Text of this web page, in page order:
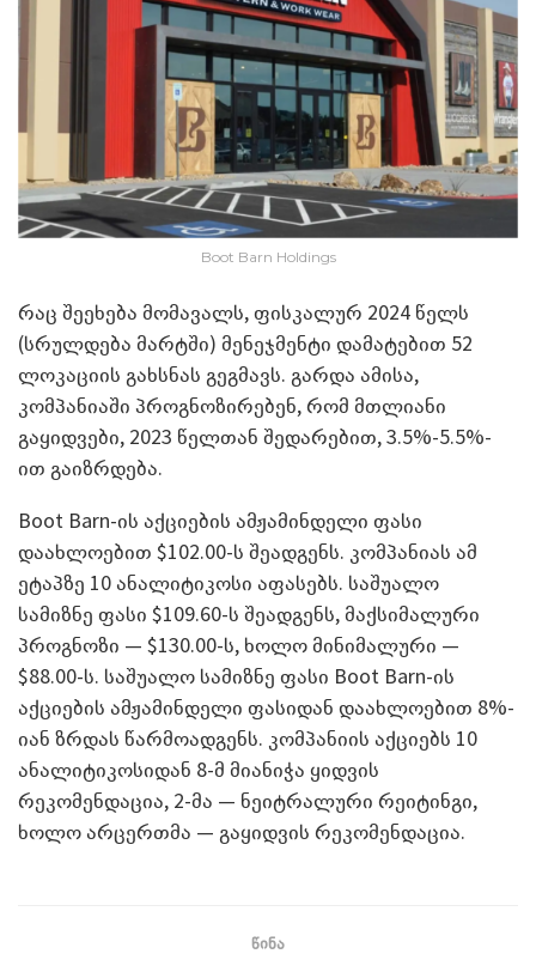
Boot Barn Holdings
რაც შეეხება მომავალს, ფისკალურ 2024 წელს
(სრულდება მარტში) მენეჯმენტი დამატებით 52
ლოკაციის გახსნას გეგმავს. გარდა ამისა,
კომპანიაში პროგნოზირებენ, რომ მთლიანი
გაყიდვები, 2023 წელთან შედარებით, 3.5%-5.5%-
ით გაიზრდება.
Boot Barn-ის აქციების ამჟამინდელი ფასი
დაახლოებით $102.00-ს შეადგენს. კომპანიას ამ
ეტაპზე 10 ანალიტიკოსი აფასებს. საშუალო
სამიზნე ფასი $109.60-ს შეადგენს, მაქსიმალური
პროგნოზი — $130.00-ს, ხოლო მინიმალური —
$88.00-ს. საშუალო სამიზნე ფასი Boot Barn-ის
აქციების ამჟამინდელი ფასიდან დაახლოებით 8%-
იან ზრდას წარმოადგენს. კომპანიის აქციებს 10
ანალიტიკოსიდან 8-მ მიანიჭა ყიდვის
რეკომენდაცია, 2-მა — ნეიტრალური რეიტინგი,
ხოლო არცერთმა — გაყიდვის რეკომენდაცია.
წინა